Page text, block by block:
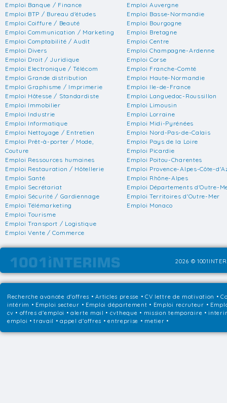
Emploi Banque / Finance
Emploi BTP / Bureau d'études
Emploi Coiffure / Beauté
Emploi Communication / Marketing
Emploi Comptabilité / Audit
Emploi Divers
Emploi Droit / Juridique
Emploi Electronique / Télécom
Emploi Grande distribution
Emploi Graphisme / Imprimerie
Emploi Hôtesse / Standardiste
Emploi Immobilier
Emploi Industrie
Emploi Informatique
Emploi Nettoyage / Entretien
Emploi Prêt-à-porter / Mode,
Couture
Emploi Ressources humaines
Emploi Restauration / Hôtellerie
Emploi Santé
Emploi Secrétariat
Emploi Sécurité / Gardiennage
Emploi Télémarketing
Emploi Tourisme
Emploi Transport / Logistique
Emploi Vente / Commerce
Emploi Auvergne
Emploi Basse-Normandie
Emploi Bourgogne
Emploi Bretagne
Emploi Centre
Emploi Champagne-Ardenne
Emploi Corse
Emploi Franche-Comté
Emploi Haute-Normandie
Emploi Ile-de-France
Emploi Languedoc-Roussillon
Emploi Limousin
Emploi Lorraine
Emploi Midi-Pyrénées
Emploi Nord-Pas-de-Calais
Emploi Pays de la Loire
Emploi Picardie
Emploi Poitou-Charentes
Emploi Provence-Alpes-Côte-
Emploi Rhône-Alpes
Emploi Départements d'Outre-
Emploi Territoires d'Outre-Mer
Emploi Monaco
2026 ©
Recherche avancée d'offres •Articles presse • CV lettre de motivation •
intérim • Emploi secteur • Emploi département • Emploi recruteur •
cv • offres d'emploi • alerte mail • cvtheque • mission temporaire •
emploi • travail • appel d'offres • entreprise • metier •